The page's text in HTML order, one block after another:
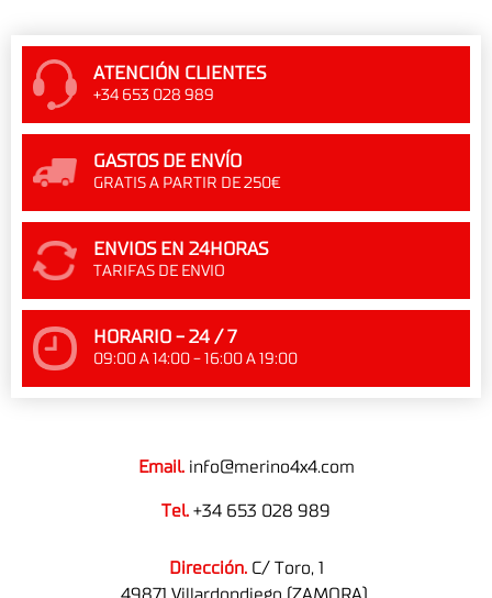
ATENCIÓN CLIENTES
+34 653 028 989
GASTOS DE ENVÍO
GRATIS A PARTIR DE 250€
ENVIOS EN 24HORAS
TARIFAS DE ENVIO
HORARIO - 24 / 7
09:00 A 14:00 - 16:00 A 19:00
Email. info@merino4x4.com
Tel. +34 653 028 989
Dirección.C/ Toro, 1